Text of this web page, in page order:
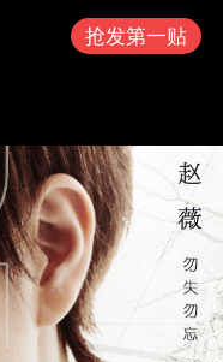
抢发第一贴